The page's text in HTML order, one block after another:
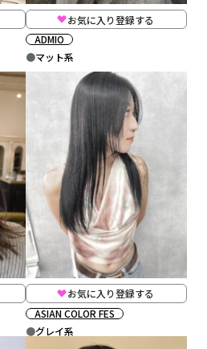
お気に入り登録する
ADMIO
マット系
お気に入り登録する
ASIAN COLOR FES
グレイ系